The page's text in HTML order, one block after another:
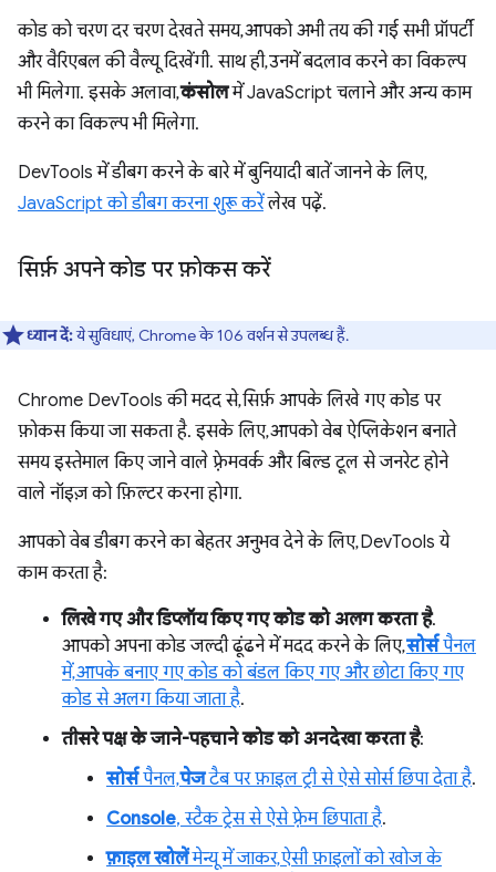
कोड को चरण दर चरण देखते समय, आपको अभी तय की गई सभी प्रॉपर्टी
और वैरिएबल की वैल्यू दिखेंगी. साथ ही, उनमें बदलाव करने का विकल्प
भी मिलेगा. इसके अलावा,कंसोलमें JavaScript चलाने और अन्य काम
करने का विकल्प भी मिलेगा.
DevTools में डीबग करने के बारे में बुनियादी बातें जानने के लिए,
JavaScript को डीबग करना शुरू करेंलेख पढ़ें.
सिर्फ़ अपने कोड पर फ़ोकस करें
ध्यान दें:ये सुविधाएं, Chrome के 106 वर्शन से उपलब्ध हैं.
Chrome DevTools की मदद से, सिर्फ़ आपके लिखे गए कोड पर
फ़ोकस किया जा सकता है. इसके लिए, आपको वेब ऐप्लिकेशन बनाते
समय इस्तेमाल किए जाने वाले फ़्रेमवर्क और बिल्ड टूल से जनरेट होने
वाले नॉइज़ को फ़िल्टर करना होगा.
आपको वेब डीबग करने का बेहतर अनुभव देने के लिए, DevTools ये
काम करता है:
लिखे गए और डिप्लॉय किए गए कोड को अलग करता है.
आपको अपना कोड जल्दी ढूंढने में मदद करने के लिए,सोर्सपैनल
में, आपके बनाए गए कोड को बंडल किए गए और छोटा किए गए
कोड से अलग किया जाता है.
तीसरे पक्ष के जाने-पहचाने कोड को अनदेखा करता है:
सोर्सपैनल,पेजटैब पर फ़ाइल ट्री से ऐसे सोर्स छिपा देता है.
Console, स्टैक ट्रेस से ऐसे फ़्रेम छिपाता है.
फ़ाइल खोलेंमेन्यू में जाकर, ऐसी फ़ाइलों को खोज के